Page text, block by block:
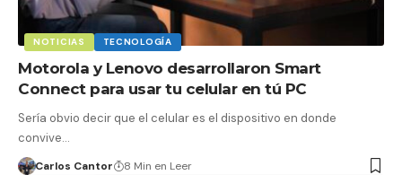
NOTICIAS TECNOLOGÍA
Motorola y Lenovo desarrollaron Smart
Connect para usar tu celular en tú PC
Sería obvio decir que el celular es el dispositivo en donde
convive…
Carlos Cantor 8 Min en Leer